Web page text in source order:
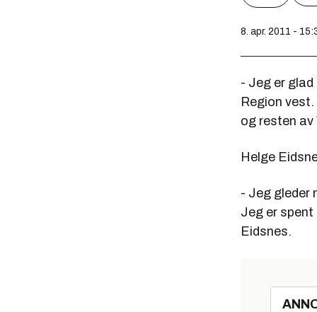
8. apr. 2011 -
- Jeg er
Region
og resten av
Helge
- Jeg gleder
Jeg er spent
Eidsnes.